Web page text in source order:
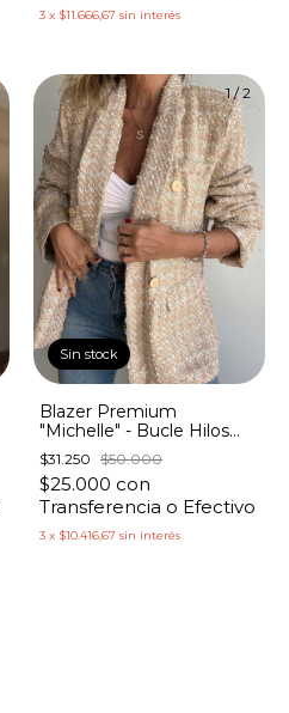
3 x $11.666,67 sin interés
1/2
Sin stock
Blazer Premium
"Michelle" - Bucle Hilos
Dorados
$31.250 $50.000
$25.000 con
Transferencia o Efectivo
3 x $10.416,67 sin interés